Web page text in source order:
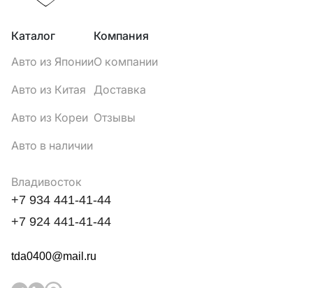
Каталог
Авто из Японии
Авто из Китая
Авто из Кореи
Авто в наличии
Компания
О компании
Доставка
Отзывы
Владивосток
+7 934 441-41-44
+7 924 441-41-44
tda0400@mail.ru